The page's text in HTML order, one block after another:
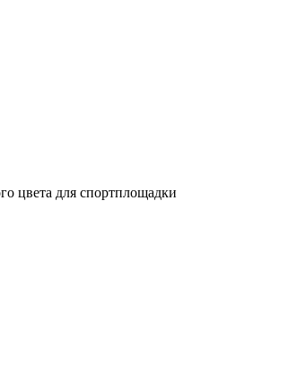
цвета для спортплощадки